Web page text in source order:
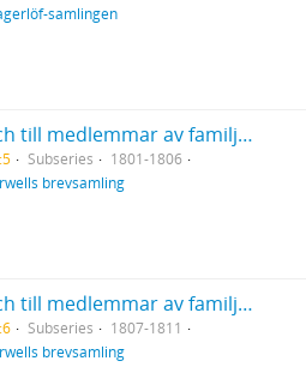
samlingen
Brev från och till medlemmar av familjen Gjörwell
Subseries
1801-1806
brevsamling
Brev från och till medlemmar av familjen Gjörwell
Subseries
1807-1811
brevsamling